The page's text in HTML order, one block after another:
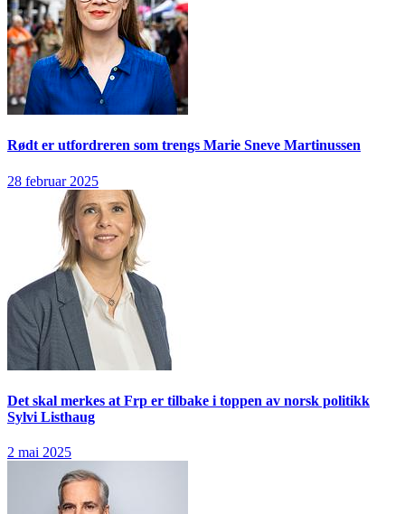
Rødt er utfordreren som trengs Marie Sneve Martinussen
28 februar 2025
Det skal merkes at Frp er tilbake i toppen av norsk politikk
Sylvi Listhaug
2 mai 2025